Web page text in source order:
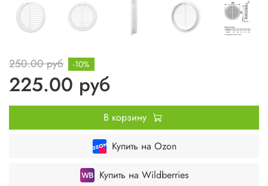
250.00 руб
225.00 руб
-10%
В корзину
Купить на Ozon
Купить на Wildberries